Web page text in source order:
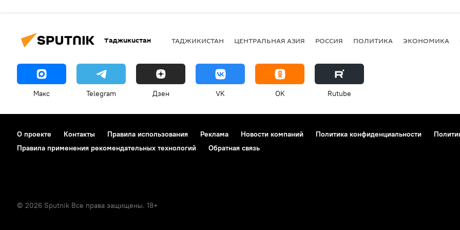
Таджикистан ТАДЖИКИСТАН ЦЕНТРАЛЬНАЯ АЗИЯ РОССИЯ ПОЛИТИКА ЭКОНОМИКА
Макс Telegram Дзен VK OK Rutube
О проекте Контакты Правила использования Реклама Новости компаний Политика конфиденциальности
Правила применения рекомендательных технологий
Обратная связь
© 2026 Sputnik Все права защищены. 18+